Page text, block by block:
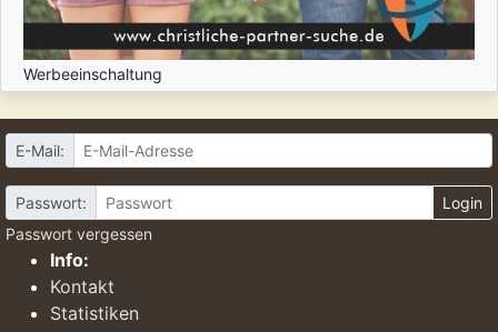
Werbeeinschaltung
E-Mail:
Passwort:
Login
Passwort vergessen
Info:
Kontakt
Statistiken